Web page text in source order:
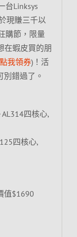
台Linksys
現賺三千以
購節，限量
在蝦皮買的朋
我領券)！活
別錯過了。
AL314四核心,
四核心,
值$1690